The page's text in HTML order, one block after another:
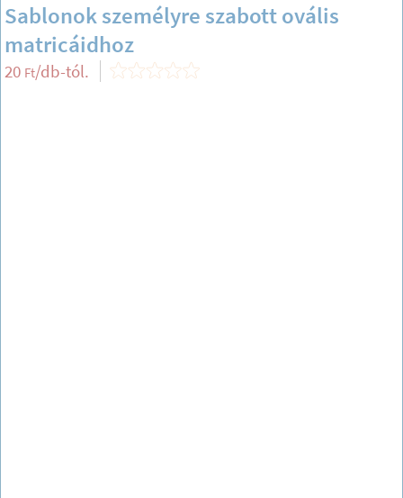
Sablonok személyre szabott ovális
matricáidhoz
20 Ft/db-tól.